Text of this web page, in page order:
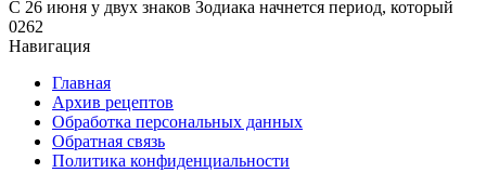
С 26 июня у двух знаков Зодиака начнется период, который
0262
Навигация
Главная
Архив рецептов
Обработка персональных данных
Обратная связь
Политика конфиденциальности